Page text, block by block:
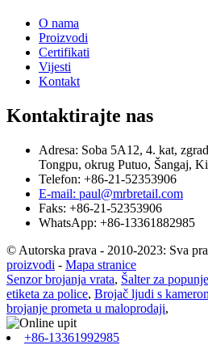
O nama
Proizvodi
Certifikati
Vijesti
Kontakt
Kontaktirajte nas
Adresa: Soba 5A12, 4. kat,
Tongpu, okrug Putuo, Šangaj,
Telefon: +86-21-52353906
E-mail: paul@mrbretail.com
Faks: +86-21-52353906
WhatsApp: +86-13361882985
© Autorska prava - 2010-2023: Sva
proizvodi - Mapa stranice
Senzor brojanja vrata, Šalter za
etiketa za police, Brojač ljudi s
brojanje prometa u maloprodaji,
+86-13361992985